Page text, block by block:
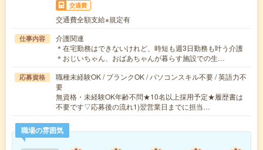
交通費
交通費全額支給※規定有
仕事内容
介護関連
＊在宅勤務はできないけれど、時短も週3日勤務も叶う介護
＊おじいちゃん、おばあちゃんが暮らす施設での生…
応募資格
職種未経験OK / ブランクOK / パソコンスキル不要 / 英語力不
要
無資格・未経験OK年齢不問★10名以上採用予定★履歴書は
不要です▽応募後の流れ1)翌営業日までに担当…
職場の雰囲気